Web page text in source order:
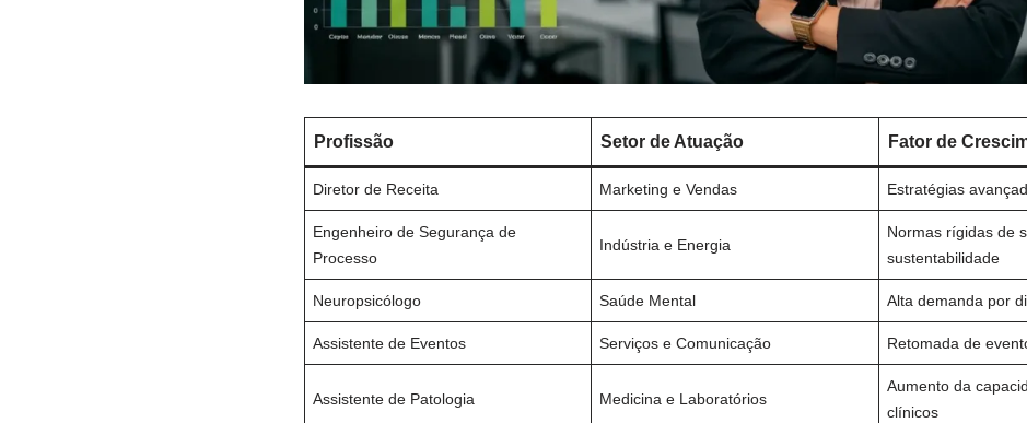
Profissão Setor de Atuação Fator de
Diretor de Receita Marketing e Vendas Estratégias
Engenheiro de Segurança de
Processo
Indústria e Energia
Normas rígidas de
sustentabilidade
Neuropsicólogo Saúde Mental Alta demanda por
Assistente de Eventos Serviços e Comunicação Retomada de
Assistente de Patologia Medicina e Laboratórios
Aumento da
clínicos